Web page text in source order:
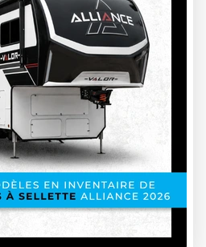
à gaz ou au diesel conçu
Réservoirs chauffants : Empêchez
avec des systèmes chauffants.
adapté
thermiques. - Lampes
et sources d’énergie
ou panneaux solaires). - Pelles,
neige autour du VR.
et évitez les tempêtes. -
de camping ouverts en hiver